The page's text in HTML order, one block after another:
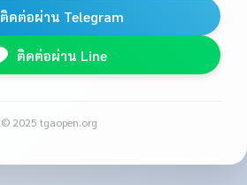
ติดต่อผ่าน Telegram
ติดต่อผ่าน Line
© 2025 tgaopen.org